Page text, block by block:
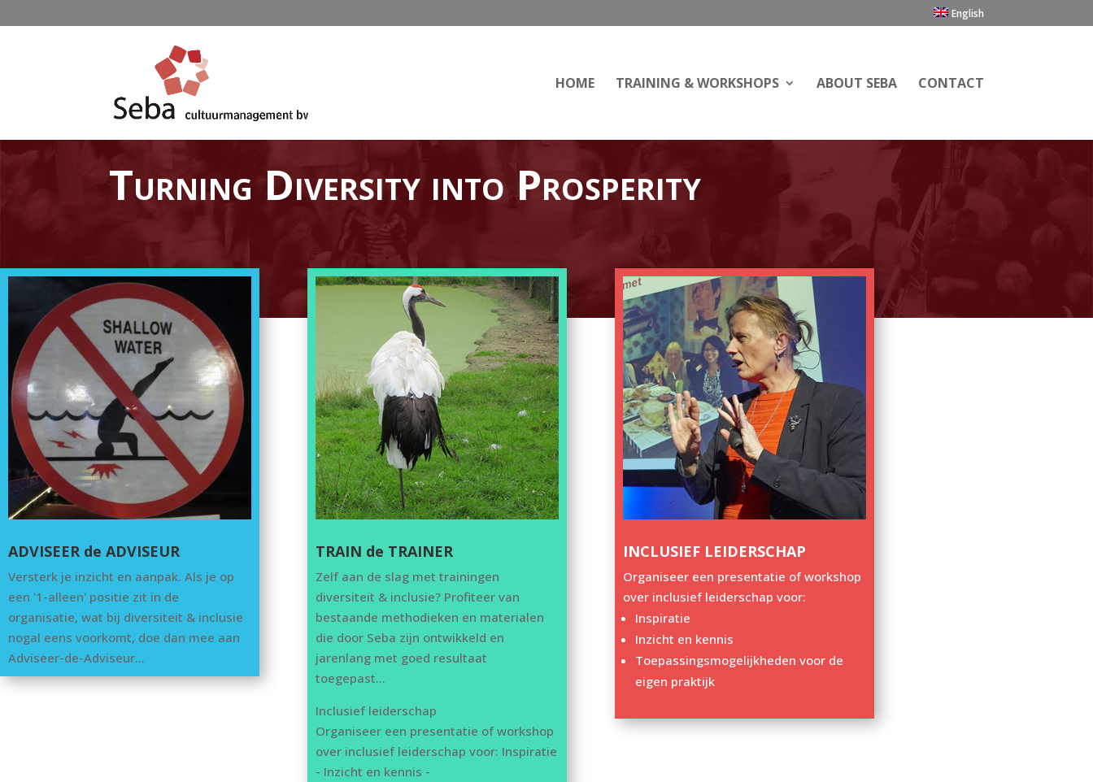
English
HOME TRAINING & WORKSHOPS ABOUT SEBA CONTACT
Turning Diversity into Prosperity
ADVISEER de ADVISEUR
Versterk je inzicht en aanpak. Als je op
een '1-alleen' positie zit in de
organisatie, wat bij diversiteit & inclusie
nogal eens voorkomt, doe dan mee aan
Adviseer-de-Adviseur…
TRAIN de TRAINER
Zelf aan de slag met trainingen
diversiteit & inclusie? Profiteer van
bestaande methodieken en materialen
die door Seba zijn ontwikkeld en
jarenlang met goed resultaat
toegepast…
Inclusief leiderschap
Organiseer een presentatie of workshop
over inclusief leiderschap voor: Inspiratie
- Inzicht en kennis -
INCLUSIEF LEIDERSCHAP
Organiseer een presentatie of workshop
over inclusief leiderschap voor:
Inspiratie
Inzicht en kennis
Toepassingsmogelijkheden voor de
eigen praktijk